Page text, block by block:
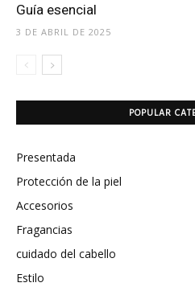
Guía esencial
3 DE ABRIL DE 2025
POPULAR
Presentada
Protección de la piel
Accesorios
Fragancias
cuidado del cabello
Estilo